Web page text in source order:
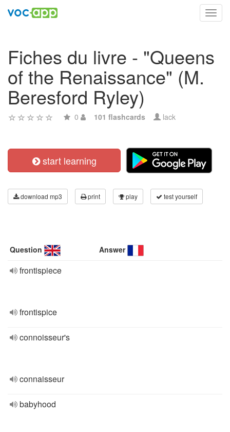
Fiches du livre - "Queens
of the Renaissance" (M.
Beresford Ryley)
0 101 flashcards lack
start learning
download mp3 print play test yourself
Question Answer
frontispiece
frontispice
connoisseur's
connaisseur
babyhood